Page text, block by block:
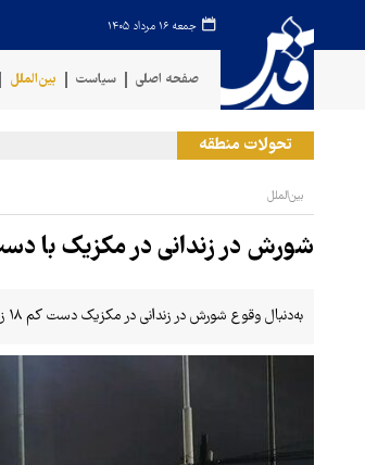
جمعه ۱۶ مرداد ۱۴۰۵
صفحه اصلی سیاست بین‌الملل
تحولات منطقه
بین‌الملل
شورش در زندانی در مکزیک با دست کم ۱۸
به‌دنبال وقوع شورش در زندانی در مکزیک دست کم ۱۸ زندانی کشته و زخمی شدند.